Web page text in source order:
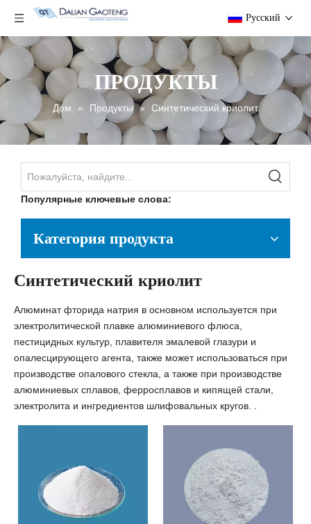
Pусский
ПРОДУКТЫ
Дом » Продукты » Синтетический криолит
Популярные ключевые слова:
Категория продукта
Синтетический криолит
Алюминат фторида натрия в основном используется при
электролитической плавке алюминиевого флюса,
пестицидных культур, плавителя эмалевой глазури и
опалесцирующего агента, также может использоваться при
производстве опалового стекла, а также при производстве
алюминиевых сплавов, ферросплавов и кипящей стали,
электролита и ингредиентов шлифовальных кругов. .